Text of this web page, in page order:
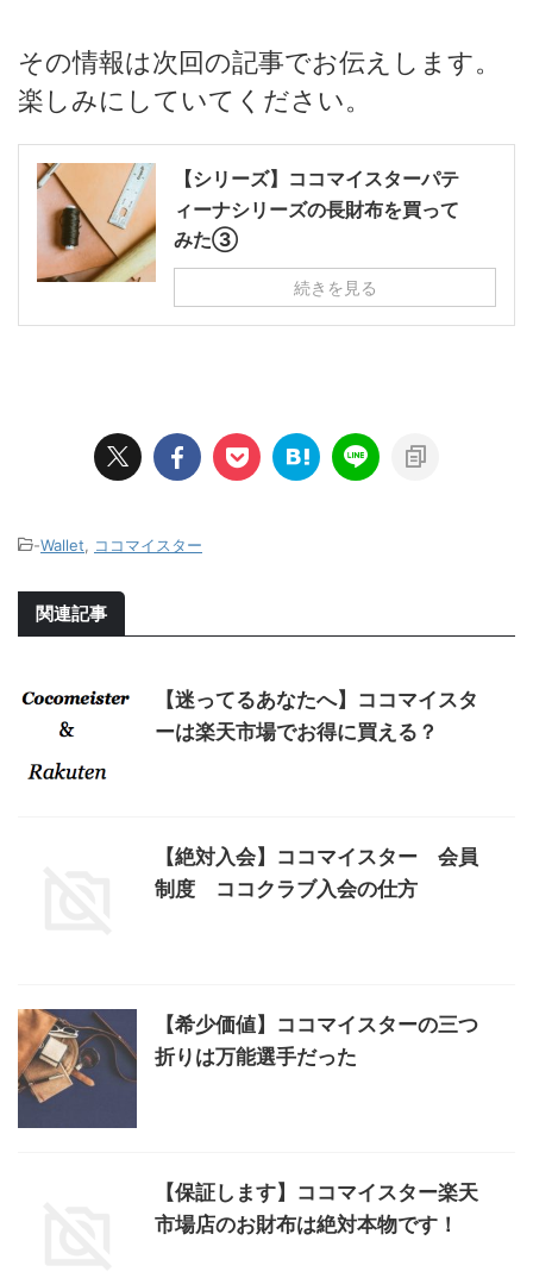
その情報は次回の記事でお伝えします。
楽しみにしていてください。
【シリーズ】ココマイスターパテ
ィーナシリーズの長財布を買って
みた③
続きを見る
-Wallet, ココマイスター
関連記事
【迷ってるあなたへ】ココマイスタ
ーは楽天市場でお得に買える？
【絶対入会】ココマイスター 会員
制度 ココクラブ入会の仕方
【希少価値】ココマイスターの三つ
折りは万能選手だった
【保証します】ココマイスター楽天
市場店のお財布は絶対本物です！